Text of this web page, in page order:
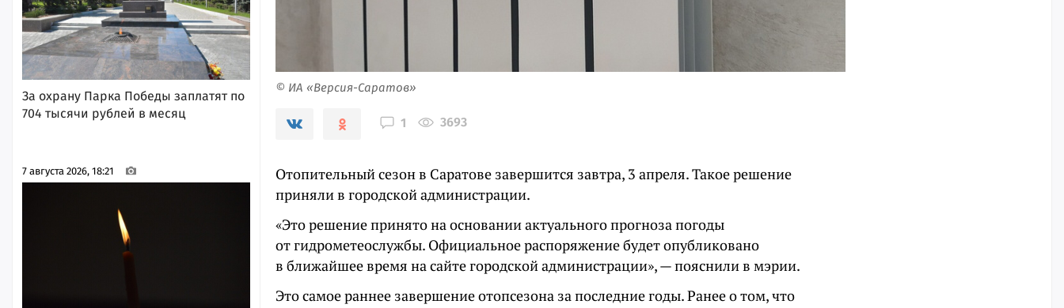
За охрану Парка Победы заплатят по
704 тысячи рублей в месяц
7 августа 2026, 18:21
© ИА «Версия-Саратов»
1 3693
Отопительный сезон в Саратове завершится завтра, 3 апреля. Такое решение
приняли в городской администрации.
«Это решение принято на основании актуального прогноза погоды
от гидрометеослужбы. Официальное распоряжение будет опубликовано
в ближайшее время на сайте городской администрации», — пояснили в мэрии.
Это самое раннее завершение отопсезона за последние годы. Ранее о том, что